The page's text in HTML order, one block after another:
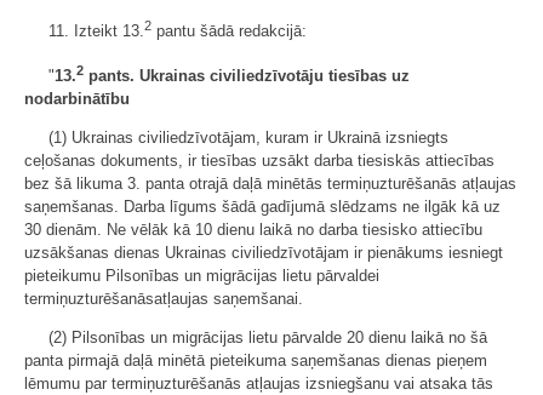
11. Izteikt 13.2 pantu šādā redakcijā:
"13.2 pants. Ukrainas civiliedzīvotāju tiesības uz
nodarbinātību
(1) Ukrainas civiliedzīvotājam, kuram ir Ukrainā izsniegts
ceļošanas dokuments, ir tiesības uzsākt darba tiesiskās attiecības
bez šā likuma 3. panta otrajā daļā minētās termiņuzturēšanās atļaujas
saņemšanas. Darba līgums šādā gadījumā slēdzams ne ilgāk kā uz
30 dienām. Ne vēlāk kā 10 dienu laikā no darba tiesisko attiecību
uzsākšanas dienas Ukrainas civiliedzīvotājam ir pienākums iesniegt
pieteikumu Pilsonības un migrācijas lietu pārvaldei
termiņuzturēšanāsatļaujas saņemšanai.
(2) Pilsonības un migrācijas lietu pārvalde 20 dienu laikā no šā
panta pirmajā daļā minētā pieteikuma saņemšanas dienas pieņem
lēmumu par termiņuzturēšanās atļaujas izsniegšanu vai atsaka tās